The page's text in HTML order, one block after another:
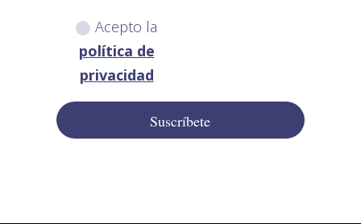
Acepto la
política de
privacidad
Suscríbete